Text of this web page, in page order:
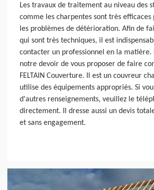
Les travaux de traitement au niveau des
comme les charpentes sont très
les problèmes de détérioration. Afin de
qui sont très techniques, il est
contacter un professionnel en la matière.
notre devoir de vous proposer de faire
FELTAIN Couverture. Il est un couvreur
utilise des équipements appropriés. Si
d'autres renseignements, veuillez le
directement. Il dresse aussi un devis
et sans engagement.